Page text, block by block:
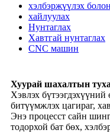
хэлбэржүүлэх
хайлуулах
Нунтаглах
Хавтгай нунтаглах
CNC машин
Хуурай шахалтын
Хэвлэх
битүүмжлэх цагираг,
Энэ процесст сайн
тодорхой бат бөх,